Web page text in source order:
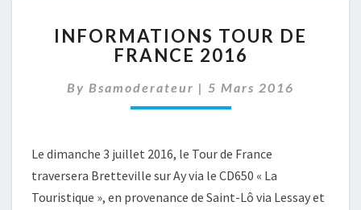
TOUR
DE
2016
INFORMATIONS TOUR DE
FRANCE 2016
By Bsamoderateur | 5 Mars 2016
Le dimanche 3 juillet 2016, le Tour de France
traversera Bretteville sur Ay via le CD650 « La
Touristique », en provenance de Saint-Lô via Lessay et